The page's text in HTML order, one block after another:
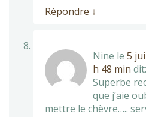
Répondre ↓
Nine le 5
h 48 min dit:
Superbe
que j’aie
mettre le chèvre…..